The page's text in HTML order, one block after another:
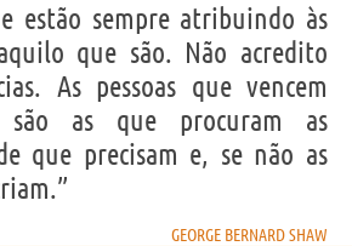
estão sempre atribuindo às
que são. Não acredito
As pessoas que vencem
são as que procuram as
que precisam e, se não as
GEORGE BERNARD SHAW